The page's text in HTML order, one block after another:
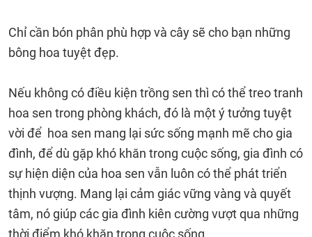
Chỉ cần bón phân phù hợp và cây sẽ cho bạn những
bông hoa tuyệt đẹp.
Nếu không có điều kiện trồng sen thì có thể treo tranh
hoa sen trong phòng khách, đó là một ý tưởng tuyệt
vời để hoa sen mang lại sức sống mạnh mẽ cho gia
đình, để dù gặp khó khăn trong cuộc sống, gia đình có
sự hiện diện của hoa sen vẫn luôn có thể phát triển
thịnh vượng. Mang lại cảm giác vững vàng và quyết
tâm, nó giúp các gia đình kiên cường vượt qua những
thời điểm khó khăn trong cuộc sống.